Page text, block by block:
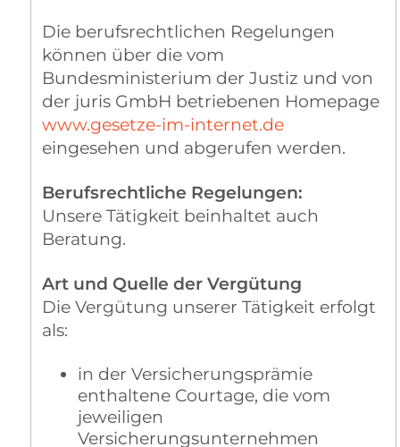
Die berufsrechtlichen Regelungen
können über die vom
Bundesministerium der Justiz und von
der juris GmbH betriebenen Homepage
www.gesetze-im-internet.de
eingesehen und abgerufen werden.
Berufsrechtliche Regelungen:
Unsere Tätigkeit beinhaltet auch
Beratung.
Art und Quelle der Vergütung
Die Vergütung unserer Tätigkeit erfolgt
als:
in der Versicherungsprämie
enthaltene Courtage, die vom
jeweiligen
Versicherungsunternehmen